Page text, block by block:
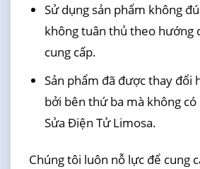
Sử dụng sản phẩm không
không tuân thủ theo hướng
cung cấp.
Sản phẩm đã được thay đổi
bởi bên thứ ba mà không
Sửa Điện Tử Limosa.
Chúng tôi luôn nỗ lực để cung